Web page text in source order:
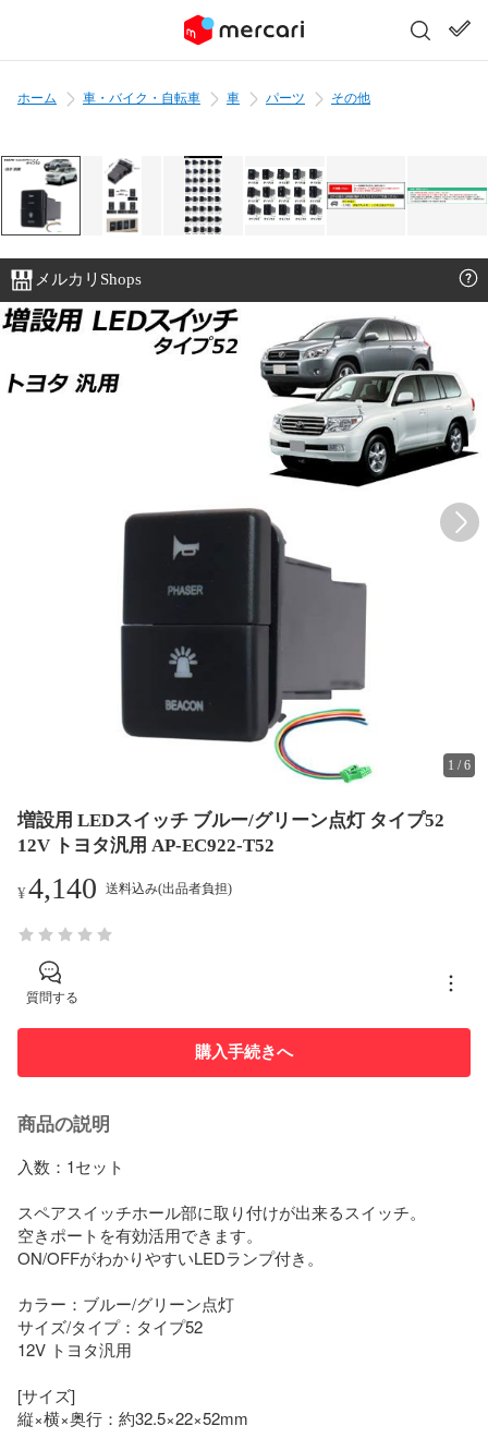
ホーム 車・バイク・自転車 車 パーツ その他
メルカリShops
1 /6
増設用 LEDスイッチ ブルー/グリーン点灯 タイプ52
12V トヨタ汎用 AP-EC922-T52
¥4,140 送料込み(出品者負担)
質問する
購入手続きへ
商品の説明
入数：1セット
スペアスイッチホール部に取り付けが出来るスイッチ。
空きポートを有効活用できます。
ON/OFFがわかりやすいLEDランプ付き。
カラー：ブルー/グリーン点灯
サイズ/タイプ：タイプ52
12V トヨタ汎用
[サイズ]
縦×横×奥行：約32.5×22×52mm